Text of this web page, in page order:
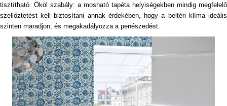
tisztítható. Ököl szabály: a mosható tapéta helyiségekben mindig megfelelő
szellőztetést kell biztosítani annak érdekében, hogy a beltéri klíma ideális
szinten maradjon, és megakadályozza a penészedést.